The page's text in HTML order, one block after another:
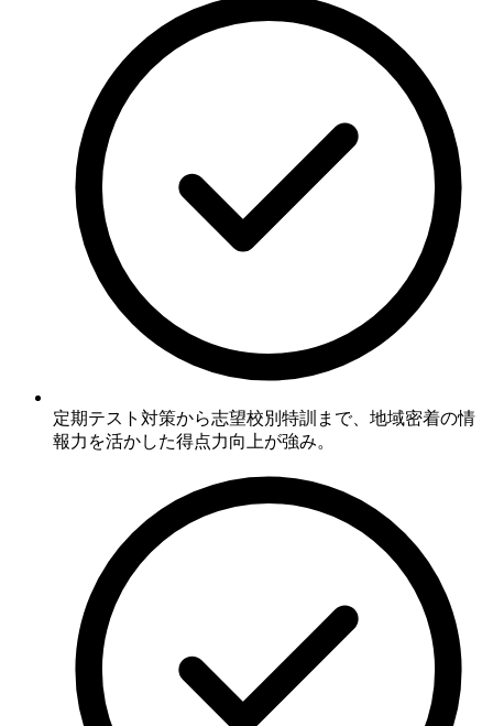
定期テスト対策から志望校別特訓まで、 地域密着の情
報力を活かした得点力向上が強み。